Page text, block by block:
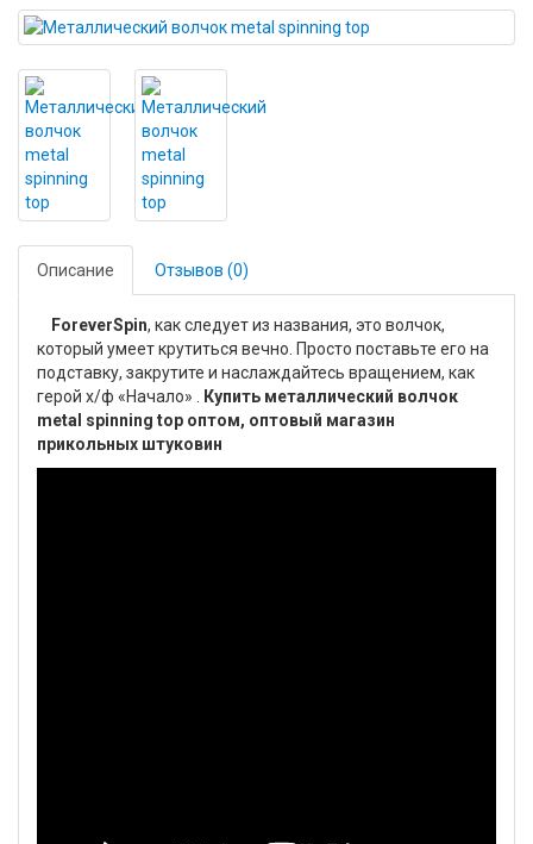
Описание Отзывов (0)
ForeverSpin, как следует из названия, это волчок,
который умеет крутиться вечно. Просто поставьте его на
подставку, закрутите и наслаждайтесь вращением, как
герой х/ф «Начало» .
Купить металлический волчок
metal spinning top оптом, оптовый магазин
прикольных штуковин